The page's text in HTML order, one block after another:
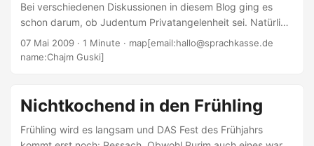
Bei verschiedenen Diskussionen in diesem Blog ging es
schon darum, ob Judentum Privatangelenheit sei. Natürlich
nicht! schrieb ich stets. Warum das nicht so ist, erkläre ich
in der aktuellen Jüdischen Allgemeinen zum
07 Mai 2009 · 1 Minute · map[email:hallo@sprachkasse.de
name:Chajm Guski]
Nichtkochend in den Frühling
Frühling wird es langsam und DAS Fest des Frühjahrs